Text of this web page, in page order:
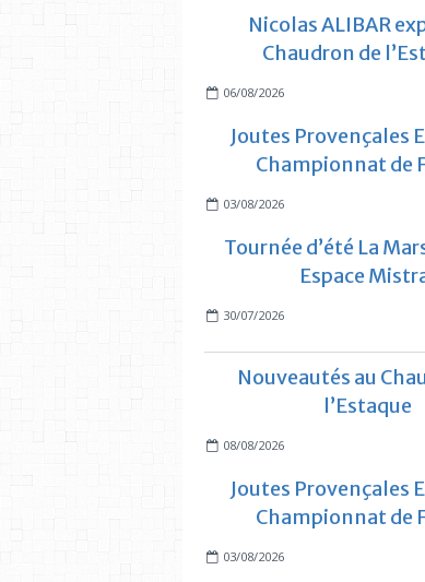
Nicolas ALIBAR
Chaudron de
06/08/2026
Joutes Provençales
Championnat de
03/08/2026
Tournée d’été La
Espace
30/07/2026
Nouveautés au
l’Estaque
08/08/2026
Joutes Provençales
Championnat de
03/08/2026